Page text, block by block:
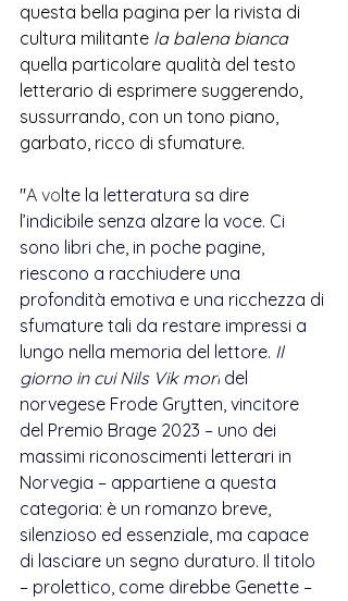
questa bella pagina per la rivista di
cultura militante la balena bianca
quella particolare qualità del testo
letterario di esprimere suggerendo,
sussurrando, con un tono piano,
garbato, ricco di sfumature.
"A volte la letteratura sa dire
l’indicibile senza alzare la voce. Ci
sono libri che, in poche pagine,
riescono a racchiudere una
profondità emotiva e una ricchezza di
sfumature tali da restare impressi a
lungo nella memoria del lettore. Il
giorno in cui Nils Vik morì del
norvegese Frode Grytten, vincitore
del Premio Brage 2023 – uno dei
massimi riconoscimenti letterari in
Norvegia – appartiene a questa
categoria: è un romanzo breve,
silenzioso ed essenziale, ma capace
di lasciare un segno duraturo. Il titolo
– prolettico, come direbbe Genette –